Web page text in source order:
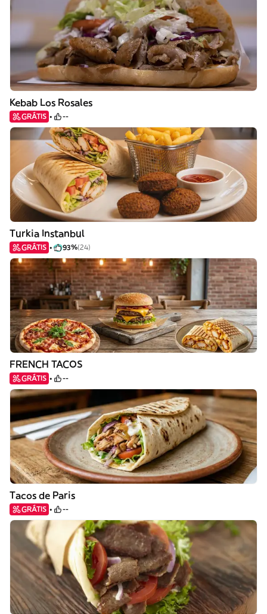
Kebab Los Rosales
GRÁTIS --
Turkia Instanbul
GRÁTIS 93%(24)
FRENCH TACOS
GRÁTIS --
Tacos de Paris
GRÁTIS --